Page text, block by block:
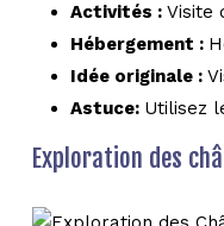
Activités : Visite
Hébergement :
Idée originale :
Astuce: Utilisez
Exploration des